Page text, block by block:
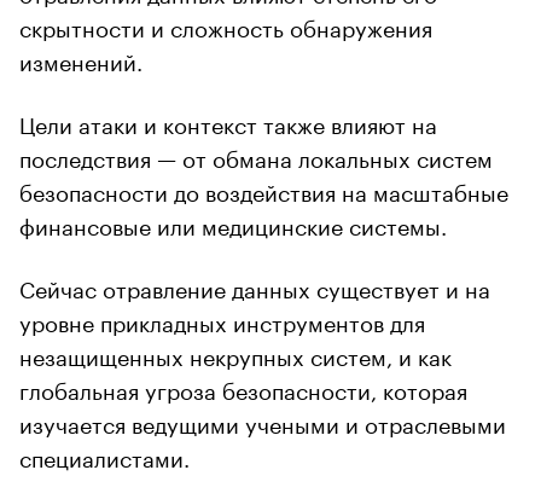
скрытности и сложность обнаружения
изменений.
Цели атаки и контекст также влияют на
последствия — от обмана локальных систем
безопасности до воздействия на масштабные
финансовые или медицинские системы.
Сейчас отравление данных существует и на
уровне прикладных инструментов для
незащищенных некрупных систем, и как
глобальная угроза безопасности, которая
изучается ведущими учеными и отраслевыми
специалистами.